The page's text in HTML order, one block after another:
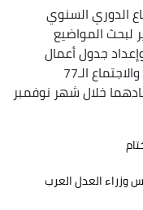
الدوري السنوي
المواضيع
جدول أعمال
الدورة الـ 42 لمجلس وزراء العدل العرب، والاجتماع الـ77
خلال شهر نوفمبر
العدل العرب